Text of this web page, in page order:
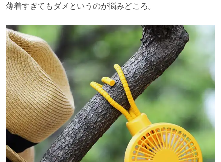
薄着すぎてもダメというのが悩みどころ。